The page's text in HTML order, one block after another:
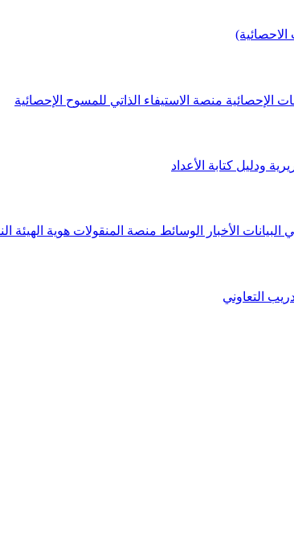
الإحصائية منصة الاستيفاء الذاتي للمسوح الإحصائية
ودليل كتابة الأعداد
البيانات الأخبار الوسائط منصة المنقولات هوية الهيئة
التعاوني